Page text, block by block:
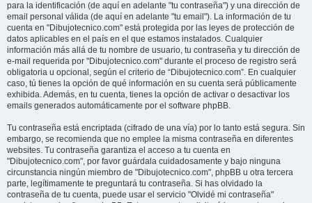
para la identificación (de aquí en adelante "tu contraseña") y una dirección de
email personal válida (de aquí en adelante "tu email"). La información de tu
cuenta en "Dibujotecnico.com" está protegida por las leyes de protección de
datos aplicables en el país en el que estamos instalados. Cualquier
información más allá de tu nombre de usuario, tu contraseña y tu dirección de
e-mail requerida por "Dibujotecnico.com" durante el proceso de registro será
obligatoria u opcional, según el criterio de “Dibujotecnico.com”. En cualquier
caso, tú tienes la opción de qué información en su cuenta será públicamente
exhibida. Además, en tu cuenta, tienes la opción de activar o desactivar los
emails generados automáticamente por el software phpBB.
Tu contraseña está encriptada (cifrado de una vía) por lo tanto está segura. Sin
embargo, se recomienda que no emplee la misma contraseña en diferentes
websites. Tu contraseña garantiza el acceso a tu cuenta en
"Dibujotecnico.com", por favor guárdala cuidadosamente y bajo ninguna
circunstancia ningún miembro de "Dibujotecnico.com", phpBB u otra tercera
parte, legítimamente te preguntará tu contraseña. Si has olvidado la
contraseña de tu cuenta, puede usar el servicio "Olvidé mi contraseña"